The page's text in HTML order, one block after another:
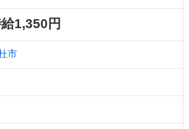
1,350円
市